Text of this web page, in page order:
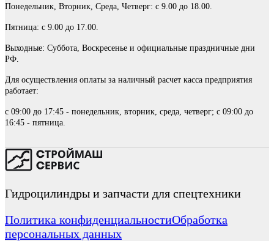
Понедельник, Вторник, Среда, Четверг: с 9.00 до 18.00.
Пятница: с 9.00 до 17.00.
Выходные: Суббота, Воскресенье и официальные праздничные дни
РФ.
Для осуществления оплаты за наличный расчет касса предприятия
работает:
с 09:00 до 17:45 - понедельник, вторник, среда, четверг; с 09:00 до
16:45 - пятница.
Гидроцилиндры и запчасти для спецтехники
Политика конфиденциальностиОбработка
персональных данных